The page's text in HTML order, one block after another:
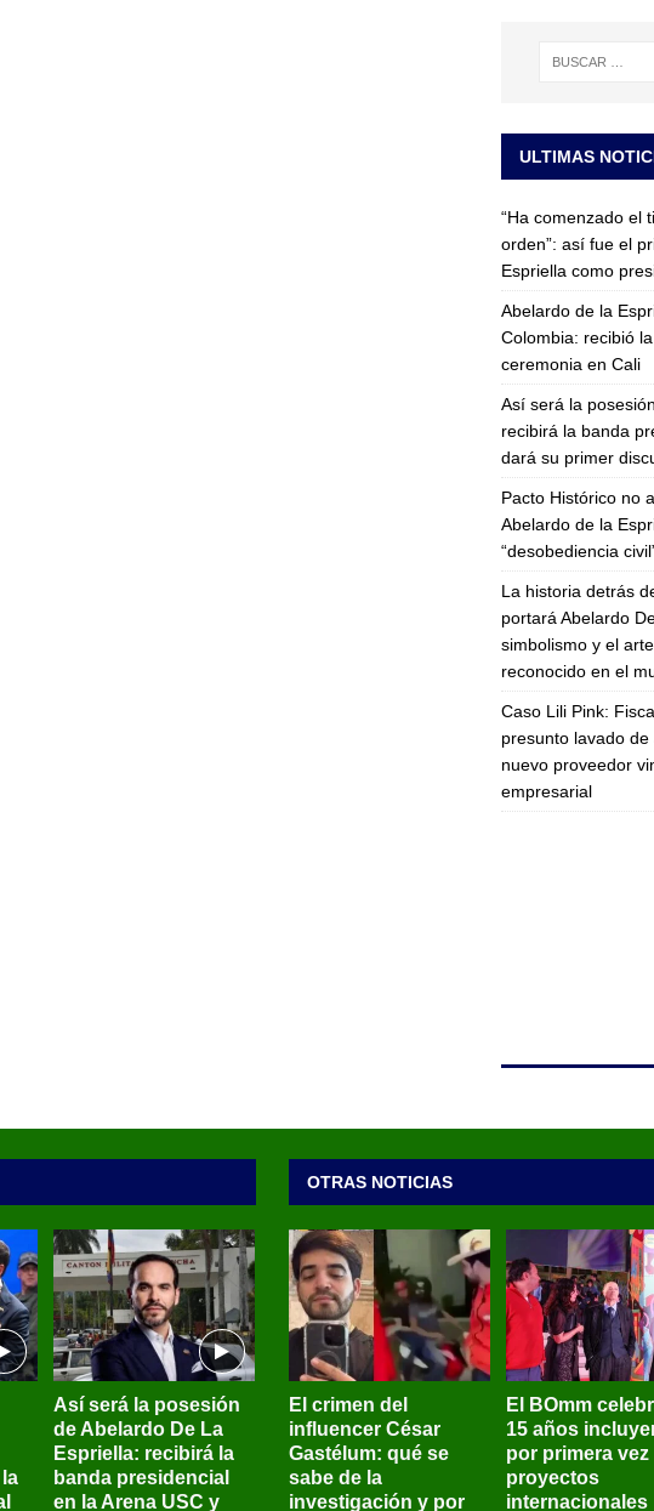
ULTIMAS
“Ha comenzado el
orden”: así fue el
Espriella como
Abelardo de la
Colombia: recibió
ceremonia en Cali
Así será la
recibirá la banda
dará su primer
Pacto Histórico no
Abelardo de la
“desobediencia
La historia detrás
portará Abelardo
simbolismo y el
reconocido en el
Caso Lili Pink:
presunto lavado
nuevo proveedor
empresarial
Así será la posesión
de Abelardo De La
Espriella: recibirá la
banda presidencial
en la Arena USC y
OTRAS NOTICIAS
El crimen del
influencer César
Gastélum: qué se
sabe de la
investigación y por
El BOmm
15 años
por primera vez
proyectos
internacionales